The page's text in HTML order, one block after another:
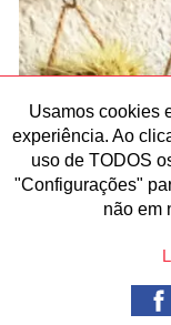
Usamos cookies
experiência. Ao
uso de TODOS
"Configurações"
não em